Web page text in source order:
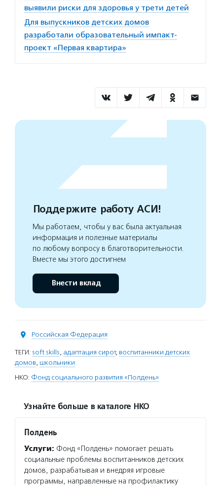
выявили риски для здоровья у трети детей
Для выпускников детских домов
разработали образовательный импакт-
проект «Первая квартира»
Поддержите работу АСИ!
Мы работаем, чтобы у вас была актуальная
информация и полезные материалы
по любому вопросу в благотворительности.
Вместе мы этого достигнем
Внести вклад
Российская Федерация
ТЕГИ: soft skills, адаптация сирот, воспитанники детских
домов, школьники
НКО: Фонд социального развития «Полдень»
Узнайте больше в каталоге НКО
Полдень
Услуги: Фонд «Полдень» помогает решать
социальные проблемы воспитанников детских
домов, разрабатывая и внедряя игровые
программы, направленные на профилактику